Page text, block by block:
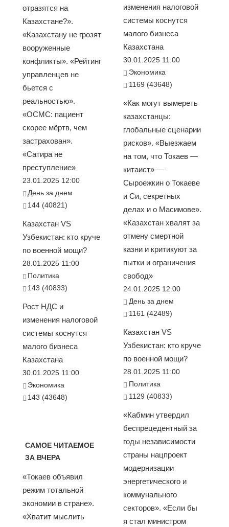
отразятся на
Казахстане?».
«Казахстану не грозят
вооруженные
конфликты». «Рейтинг
управленцев не
бьется с
реальностью».
«ОСМС: пациент
скорее мёртв, чем
застрахован».
«Сатира не
преступление»
23.01.2025 12:00
День за днем
144 (40821)
Казахстан VS
Узбекистан: кто круче
по военной мощи?
28.01.2025 11:00
Политика
143 (40833)
Рост НДС и
изменения налоговой
системы коснутся
малого бизнеса
Казахстана
30.01.2025 11:00
Экономика
143 (43648)
САМОЕ ЧИТАЕМОЕ
ЗА ВЧЕРА
«Токаев объявил
режим тотальной
экономии в стране».
«Хватит мыслить
изменения налоговой
системы коснутся
малого бизнеса
Казахстана
30.01.2025 11:00
Экономика
1169 (43648)
«Как могут вымереть
казахстанцы:
глобальные сценарии
рисков». «Выезжаем
на том, что Токаев —
китаист» —
Сыроежкин о Токаеве
и Си, секретных
делах и о Масимове».
«Казахстан хвалят за
отмену смертной
казни и критикуют за
пытки и ограничения
свобод»
24.01.2025 12:00
День за днем
1161 (42489)
Казахстан VS
Узбекистан: кто круче
по военной мощи?
28.01.2025 11:00
Политика
1129 (40833)
«Кабмин утвердил
беспрецедентный за
годы независимости
страны нацпроект
модернизации
энергетического и
коммунального
секторов». «Если бы
я стал министром